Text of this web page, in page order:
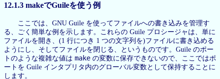
12.1.3 makeでGuileを使う例
ここでは、GNU Guile を使ってファイルへの書き込みを管理す
る、ごく簡単な例を示します。これらの Guile プロシージャは、単に
ファイルを開き、(1 行につき 1 つの文字列を)ファイルに書き込める
ようにし、そしてファイルを閉じる、というものです。Guile のポー
トのような複雑な値は make の変数に保存できないので、ここではポ
ートを Guile インタプリタ内のグローバル変数として保持することに
します。